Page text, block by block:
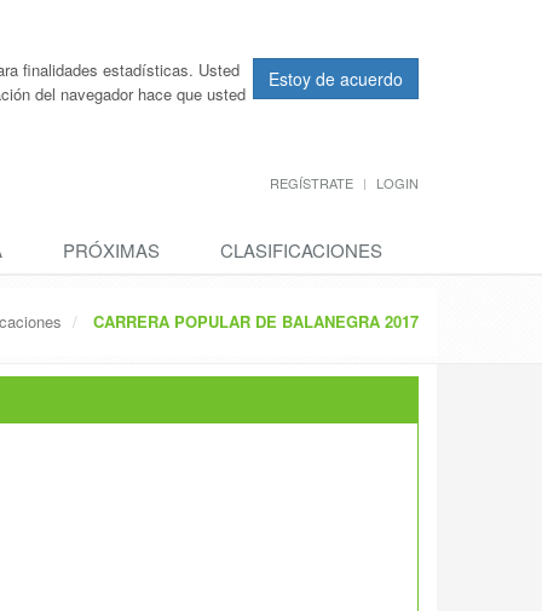
Estoy de acuerdo
finalidades estadísticas. Usted
del navegador hace que usted
REGÍSTRATE LOGIN
PRÓXIMAS CLASIFICACIONES
CARRERA POPULAR DE BALANEGRA 2017